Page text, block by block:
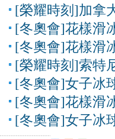
[榮耀時刻]加拿
[冬奧會]花樣滑
[冬奧會]花樣滑
[榮耀時刻]索特
[冬奧會]女子冰
[冬奧會]花樣滑
[冬奧會]女子冰